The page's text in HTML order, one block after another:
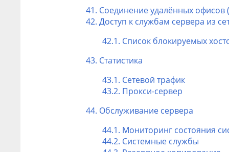
41. Соединение удалённых офисов
42. Доступ к службам сервера из
42.1. Список блокируемых
43. Статистика
43.1. Сетевой трафик
43.2. Прокси-сервер
44. Обслуживание сервера
44.1. Мониторинг состояния
44.2. Системные службы